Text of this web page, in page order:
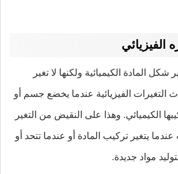
الفيزيائي
شكل المادة الكيميائية ولكنها لا تغير
التغيرات الفيزيائية عندما يخضع جسم أو
الكيميائي. وهذا على النقيض من التغير
عندما يتغير تركيب المادة أو عندما تتحد أو
مواد جديدة.